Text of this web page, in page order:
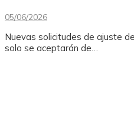
05/06/2026
Nuevas solicitudes de ajuste
solo se aceptarán de…